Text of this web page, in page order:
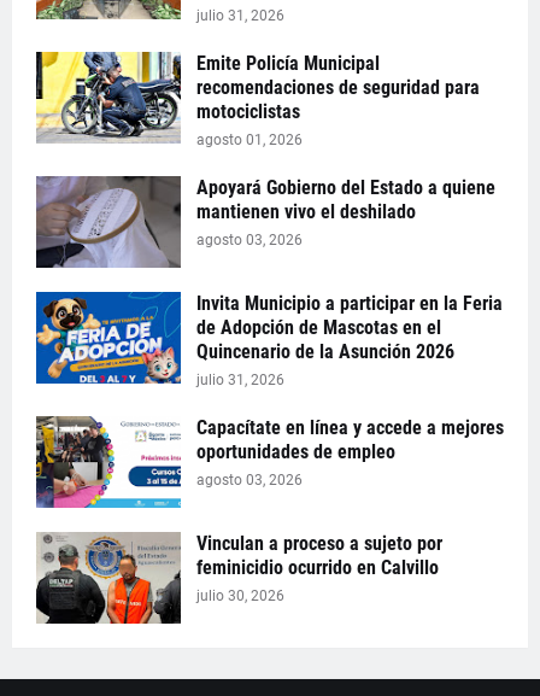
julio 31, 2026
Emite Policía Municipal
recomendaciones de seguridad para
motociclistas
agosto 01, 2026
Apoyará Gobierno del Estado a quiene
mantienen vivo el deshilado
agosto 03, 2026
Invita Municipio a participar en la Feria
de Adopción de Mascotas en el
Quincenario de la Asunción 2026
julio 31, 2026
Capacítate en línea y accede a mejores
oportunidades de empleo
agosto 03, 2026
Vinculan a proceso a sujeto por
feminicidio ocurrido en Calvillo
julio 30, 2026